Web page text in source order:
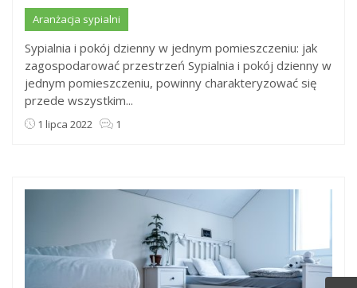
Aranżacja sypialni
Sypialnia i pokój dzienny w jednym pomieszczeniu: jak
zagospodarować przestrzeń Sypialnia i pokój dzienny w
jednym pomieszczeniu, powinny charakteryzować się
przede wszystkim...
1 lipca 2022 1